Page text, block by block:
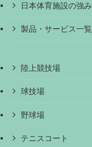
日本体育施設の強み
製品・サービス一覧
陸上競技場
球技場
野球場
テニスコート